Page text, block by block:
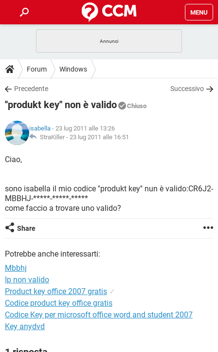
MENU
INTRATTENIMENTO
iOS
INSTAGRAM WHATSAPP
TIKTOK
HARDWARE
GUIDE
COVID-19
INSTAGRAM
TIKTOK
HARDWARE
DOWNLOAD
COVID-19 GAMING
INTRATTENIMENTO
iOS WINDOWS 10
INSTAGRAM
HARDWARE
FORUM
COVID-19
INTRATTENIMENTO
iOS
TIKTOK
HARDWARE
GLOSSARIO
COVID-19
iOS WINDOWS 10
INSTAGRAM WHATSAPP
TIKTOK
Forum Windows
Precedente Successivo
''produkt key'' non è valido Chiuso
isabella - 23 lug 2011 alle 13:26
StraKiller - 23 lug 2011 alle 16:51
Ciao,
sono isabella il mio codice ''produkt key'' nun è valido:CR6J2-
MBBHJ-*****-*****-*****
come faccio a trovare uno valido?
Share
Potrebbe anche interessarti:
Mbbhj
Ip non valido
Product key office 2007 gratis ✓
Codice product key office gratis
Codice Key per microsoft office word and student 2007
Key anydvd